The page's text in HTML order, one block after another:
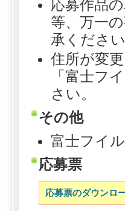
応募作品
等、万一
承ください
住所が変
「富士フ
さい。
その他
富士フイ
応募票
応募票のダウンロ